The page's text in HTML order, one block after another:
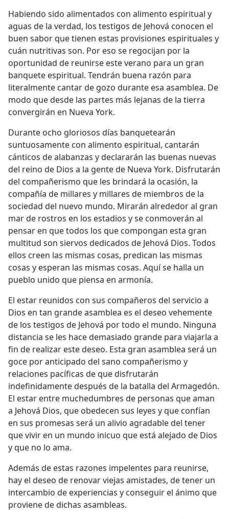
Habiendo sido alimentados con alimento espiritual y
aguas de la verdad, los testigos de Jehová conocen el
buen sabor que tienen estas provisiones espirituales y
cuán nutritivas son. Por eso se regocijan por la
oportunidad de reunirse este verano para un gran
banquete espiritual. Tendrán buena razón para
literalmente cantar de gozo durante esa asamblea. De
modo que desde las partes más lejanas de la tierra
convergirán en Nueva York.
Durante ocho gloriosos días banquetearán
suntuosamente con alimento espiritual, cantarán
cánticos de alabanzas y declararán las buenas nuevas
del reino de Dios a la gente de Nueva York. Disfrutarán
del compañerismo que les brindará la ocasión, la
compañía de millares y millares de miembros de la
sociedad del nuevo mundo. Mirarán alrededor al gran
mar de rostros en los estadios y se conmoverán al
pensar en que todos los que compongan esta gran
multitud son siervos dedicados de Jehová Dios. Todos
ellos creen las mismas cosas, predican las mismas
cosas y esperan las mismas cosas. Aquí se halla un
pueblo unido que piensa en armonía.
El estar reunidos con sus compañeros del servicio a
Dios en tan grande asamblea es el deseo vehemente
de los testigos de Jehová por todo el mundo. Ninguna
distancia se les hace demasiado grande para viajarla a
fin de realizar este deseo. Esta gran asamblea será un
goce por anticipado del sano compañerismo y
relaciones pacíficas de que disfrutarán
indefinidamente después de la batalla del Armagedón.
El estar entre muchedumbres de personas que aman
a Jehová Dios, que obedecen sus leyes y que confían
en sus promesas será un alivio agradable del tener
que vivir en un mundo inicuo que está alejado de Dios
y que no lo ama.
Además de estas razones impelentes para reunirse,
hay el deseo de renovar viejas amistades, de tener un
intercambio de experiencias y conseguir el ánimo que
proviene de dichas asambleas.